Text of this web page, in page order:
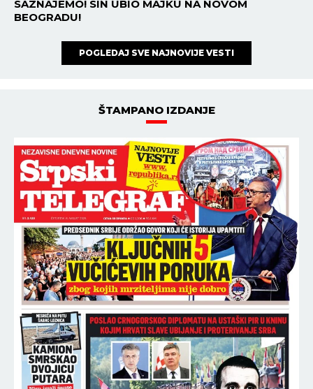
SAZNAJEMO! SIN UBIO MAJKU NA NOVOM
BEOGRADU!
POGLEDAJ SVE NAJNOVIJE VESTI
ŠTAMPANO IZDANJE